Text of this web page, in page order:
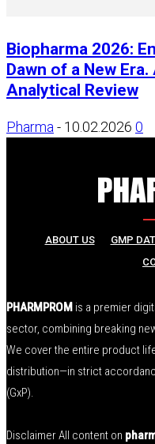
Biopharma 2026:
Dawn of a New
Analytical Review
Pharma - 10.02.2026 0
ABOUT US GMP
PHARMPROM is a premier
sector, combining breaking
We cover the entire product
distribution—in strict
(GxP).
Disclaimer All content on